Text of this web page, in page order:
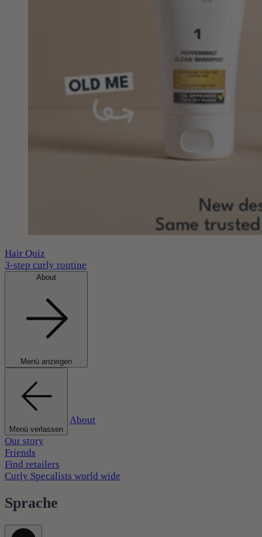
Hair Quiz
3-step curly routine
About
Menü anzeigen
Menü verlassen
About
Our story
Friends
Find retailers
Curly Specalists world wide
Sprache